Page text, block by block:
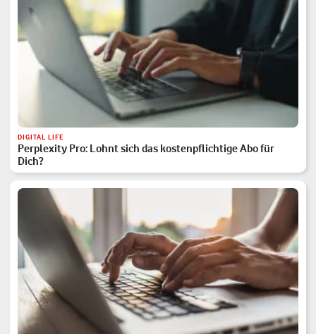
DIGITAL LIFE
Perplexity Pro: Lohnt sich das kostenpflichtige Abo für
Dich?